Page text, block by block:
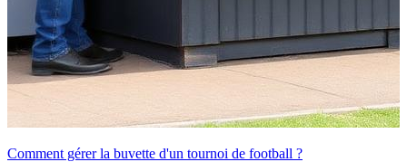
Comment gérer la buvette d'un tournoi de football ?